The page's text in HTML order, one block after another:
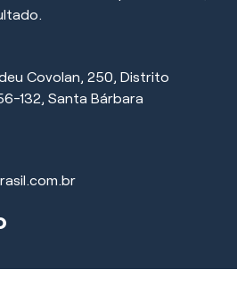
Covolan, 250, Distrito
132, Santa Bárbara